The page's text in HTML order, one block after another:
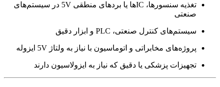
تغذیه سنسورها، ICها یا بردهای منطقی 5V در سیستم‌های
صنعتی
سیستم‌های کنترل صنعتی، PLC و ابزار دقیق
پروژه‌های مخابراتی و اتوماسیون با نیاز به ولتاژ 5V ایزوله
تجهیزات پزشکی یا دقیق که نیاز به ایزولاسیون دارند